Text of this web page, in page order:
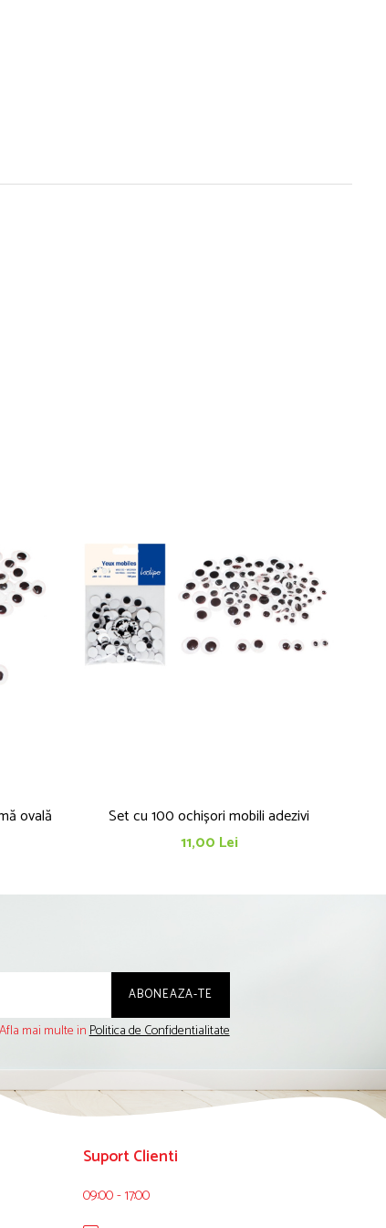
ovală
Set cu 100 ochișori mobili adezivi
11,00 Lei
mai multe inPolitica de Confidentialitate
Suport Clienti
09:00 - 17:00